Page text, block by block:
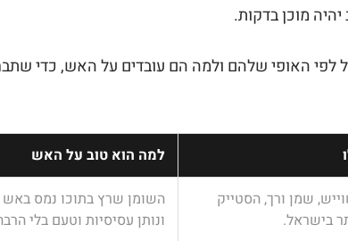
מוכן בדקות.
האופי שלהם ולמה הם עובדים על האש, כדי
למה הוא טוב על האש
שמן ורך, הסטייק
בישראל.
השומן שרץ בתוכו נמס באש
ונותן עסיסיות וטעם בלי